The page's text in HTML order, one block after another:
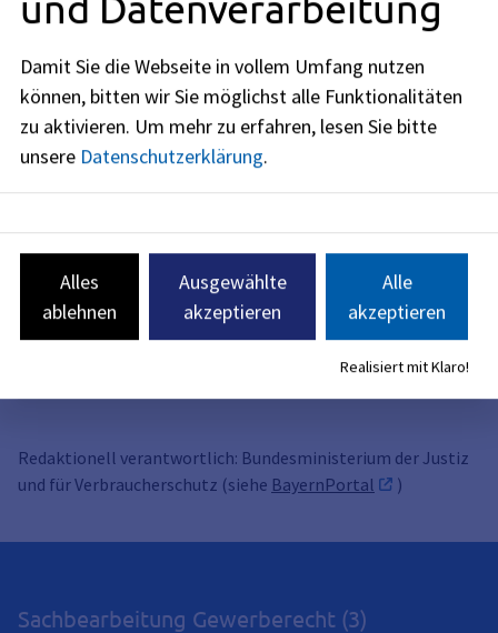
Erforderliche Unterlagen
Formulare
Kosten
Weiterführende Links
Redaktionell verantwortlich: Bundesministerium der Justiz
und für Verbraucherschutz (siehe BayernPortal )
Sachbearbeitung Gewerberecht (3)
Damit Sie die Webseite in vollem Umfang nutzen
können, bitten wir Sie möglichst alle Funktionalitäten
zu aktivieren. Um mehr zu erfahren, lesen Sie bitte
unsere Datenschutzerklärung.
Alles
ablehnen
Ausgewählte
akzeptieren
Alle
akzeptieren
Realisiert mit Klaro!